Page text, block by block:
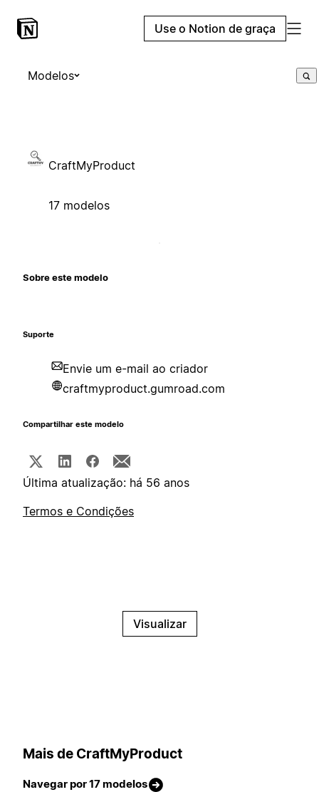
Use o Notion de graça
Modelos
CraftMyProduct
17 modelos
Sobre este modelo
Suporte
Envie um e-mail ao criador
craftmyproduct.gumroad.com
Compartilhar este modelo
Última atualização: há 56 anos
Termos e Condições
Visualizar
Mais de CraftMyProduct
Navegar por 17 modelos